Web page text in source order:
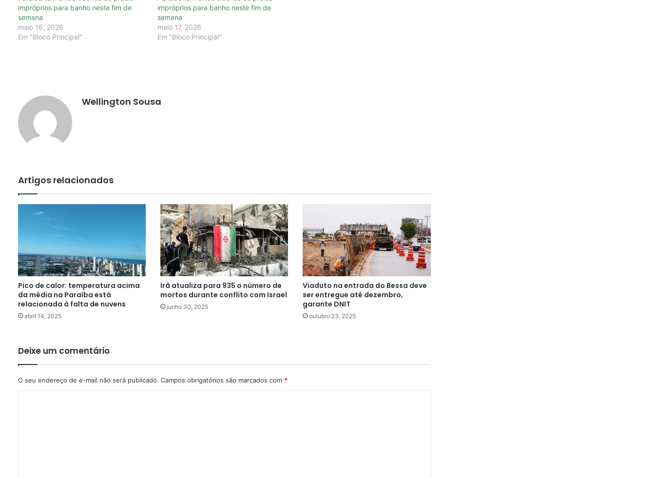
impróprios para banho neste fim de
semana
maio 16, 2026
Em "Bloco Principal"
impróprios para banho neste fim de
semana
maio 17, 2026
Em "Bloco Principal"
Wellington Sousa
Artigos relacionados
Pico de calor: temperatura acima
da média na Paraíba está
relacionada à falta de nuvens
abril 14, 2025
Irã atualiza para 935 o número de
mortos durante conflito com Israel
junho 30, 2025
Viaduto na entrada do Bessa deve
ser entregue até dezembro,
garante DNIT
outubro 23, 2025
Deixe um comentário
O seu endereço de e-mail não será publicado. Campos obrigatórios são marcados com *